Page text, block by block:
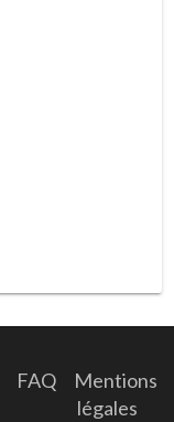
FAQ
Mentions
légales